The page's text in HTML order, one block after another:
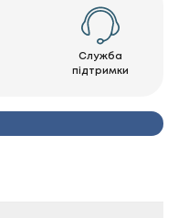
Служба
підтримки